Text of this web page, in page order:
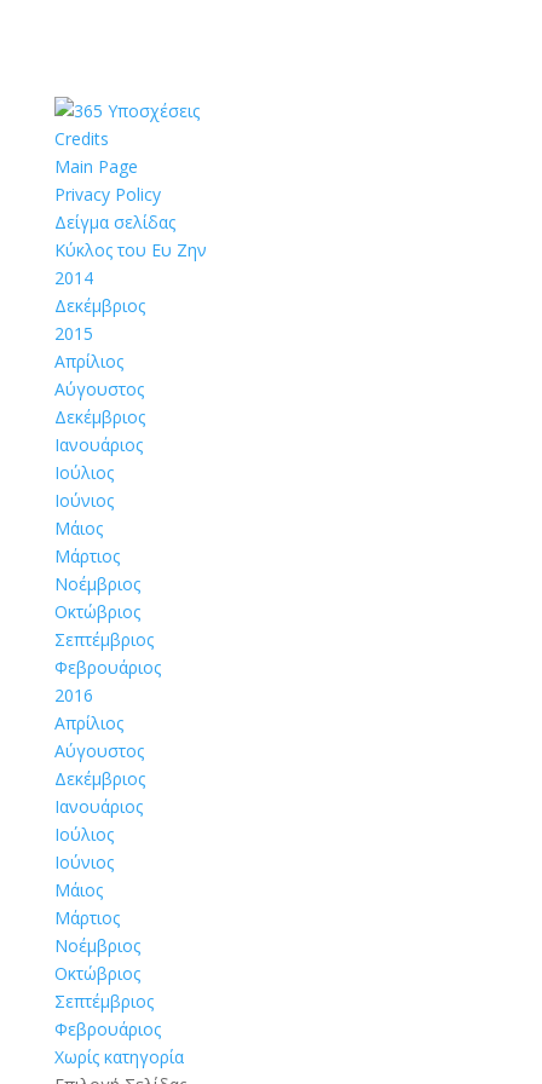
Credits
Main Page
Privacy Policy
Δείγμα σελίδας
Κύκλος του Ευ Ζην
2014
Δεκέμβριος
2015
Απρίλιος
Αύγουστος
Δεκέμβριος
Ιανουάριος
Ιούλιος
Ιούνιος
Μάιος
Μάρτιος
Νοέμβριος
Οκτώβριος
Σεπτέμβριος
Φεβρουάριος
2016
Απρίλιος
Αύγουστος
Δεκέμβριος
Ιανουάριος
Ιούλιος
Ιούνιος
Μάιος
Μάρτιος
Νοέμβριος
Οκτώβριος
Σεπτέμβριος
Φεβρουάριος
Χωρίς κατηγορία